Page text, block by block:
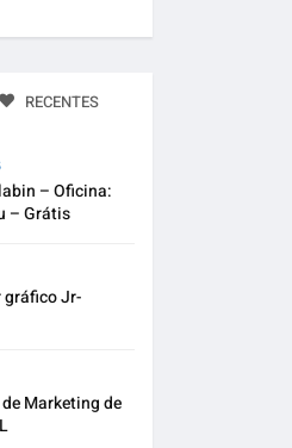
RECENTES
– Oficina:
– Grátis
gráfico Jr-
Marketing de